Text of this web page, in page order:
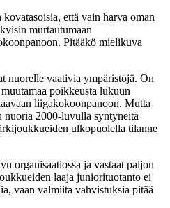
että vain harva oman
murtautumaan
Pitääkö mielikuva
nuorelle vaativia ympäristöjä. On
poikkeusta lukuun
liigakokoonpanoon. Mutta
nuoria 2000-luvulla syntyneitä
ulkopuolella tilanne
organisaatiossa ja vastaat paljon
laaja juniorituotanto ei
vaan valmiita vahvistuksia pitää